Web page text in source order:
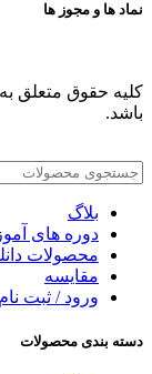
نماد ها و مجوز ها
کلیه حقوق متعلق به
باشد.
بلاگ
دوره های
محصولات
مقایسه
ورود / ثبت نام
دسته بندی محصولات